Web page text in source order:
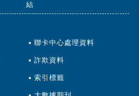
結
聯卡中心處理資料
詐欺資料
索引標籤